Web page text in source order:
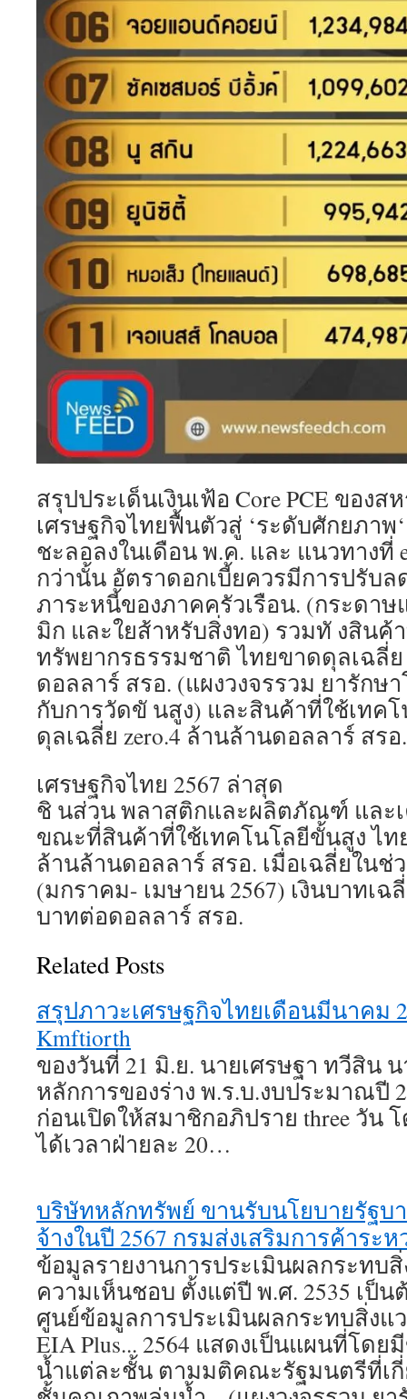
สรุปประเด็นเงินเฟ้อ Core PCE ของ
เศรษฐกิจไทยฟื้นตัวสู่ ‘ระดับศักยภาพ
ชะลอลงในเดือน พ.ค. และ แนวทางที่
กว่านั้น อัตราดอกเบี้ยควรมีการปรับล
ภาระหนี้ของภาคครัวเรือน. (กระดา
มิก และใยส้าหรับสิ่งทอ) รวมทั งสินค้
ทรัพยากรธรรมชาติ ไทยขาดดุลเฉลี่ย
ดอลลาร์ สรอ. (แผงวงจรรวม ยารักษ
กับการวัดขั นสูง) และสินค้าที่ใช้เทค
ดุลเฉลี่ย zero.4 ล้านล้านดอลลาร์ สรอ.
เศรษฐกิจไทย 2567 ล่าสุด
ชิ นส่วน พลาสติกและผลิตภัณฑ์ และเ
ขณะที่สินค้าที่ใช้เทคโนโลยีขั้นสูง ไท
ล้านล้านดอลลาร์ สรอ. เมื่อเฉลี่ยในช่
(มกราคม- เมษายน 2567) เงินบาทเฉ
บาทต่อดอลลาร์ สรอ.
Related Posts
สรุปภาวะเศรษฐกิจไทยเดือนมีนาคม
Kmftiorth
ของวันที่ 21 มิ.ย. นายเศรษฐา ทวีสิน
หลักการของร่าง พ.ร.บ.งบประมาณปี
ก่อนเปิดให้สมาชิกอภิปราย three วัน
ได้เวลาฝ่ายละ 20…
บริษัทหลักทรัพย์ ขานรับนโยบายรัฐ
จ้างในปี 2567 กรมส่งเสริมการค้าระห
ข้อมูลรายงานการประเมินผลกระทบ
ความเห็นชอบ ตั้งแต่ปี พ.ศ. 2535 เป็
ศูนย์ข้อมูลการประเมินผลกระทบสิ่งแ
EIA Plus... 2564 แสดงเป็นแผนที่โ
น้ำแต่ละชั้น ตามมติคณะรัฐมนตรีที่เ